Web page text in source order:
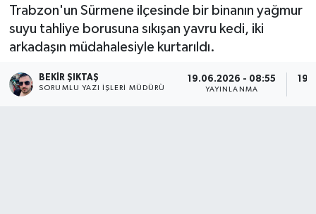
Trabzon'un Sürmene ilçesinde bir binanın yağmur
suyu tahliye borusuna sıkışan yavru kedi, iki
arkadaşın müdahalesiyle kurtarıldı.
BEKIR ŞIKTAŞ
SORUMLU YAZI İŞLERI MÜDÜRÜ
19.06.2026 - 08:55
YAYINLANMA